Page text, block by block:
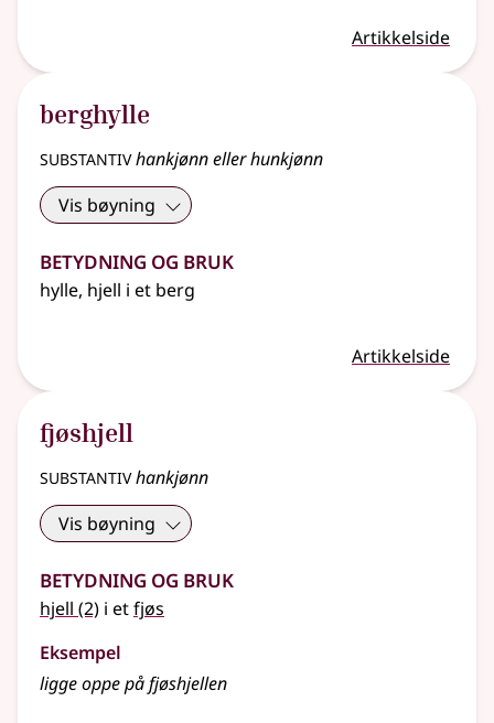
Artikkelside
berghylle
substantivhankjønn eller hunkjønn
Vis bøyning
Betydning og bruk
hylle, hjell i et berg
Artikkelside
fjøshjell
substantivhankjønn
Vis bøyning
Betydning og bruk
hjell (2) i etfjøs
Eksempel
ligge oppe på fjøshjellen